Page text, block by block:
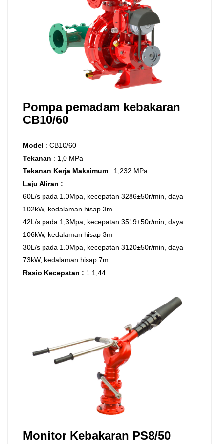
Pompa pemadam kebakaran
CB10/60
Model :CB10/60
Tekanan : 1,0 MPa
Tekanan Kerja Maksimum : 1,232 MPa
Laju Aliran :
60L/s pada 1.0Mpa, kecepatan 3286±50r/min, daya
102kW, kedalaman hisap 3m
42L/s pada 1,3Mpa, kecepatan 3519±50r/min, daya
106kW, kedalaman hisap 3m
30L/s pada 1.0Mpa, kecepatan 3120±50r/min, daya
73kW, kedalaman hisap 7m
Rasio Kecepatan : 1:1,44
Monitor Kebakaran PS8/50